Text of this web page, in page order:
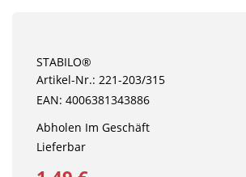
STABILO®
Artikel-Nr.: 221-203/315
EAN: 4006381343886
Abholen Im Geschäft
Lieferbar